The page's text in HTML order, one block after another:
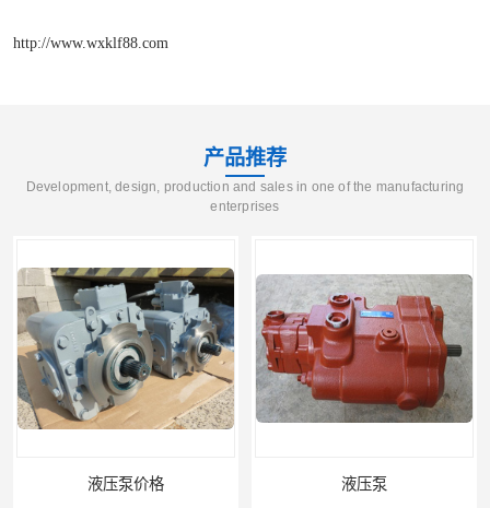
http://www.wxklf88.com
产品推荐
Development, design, production and sales in one of the manufacturing
enterprises
液压泵 柱塞泵价格